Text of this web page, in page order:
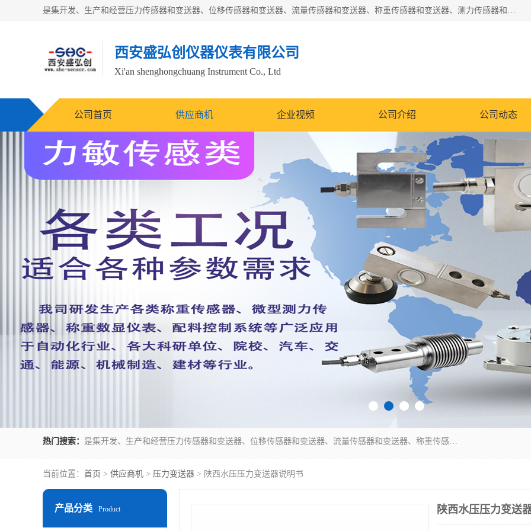
是集开发、生产和经营压力传感器和变送器、位移传感器和变送器、流量传感器和变送器、称重传感器和变送器、测力传感器和变送器、温湿度传感器和变送器、扭矩传感器、智能数显控制仪表等产品的化高新技术企业。
西安盛弘创仪器仪表有限公司
Xi'an shenghongchuang Instrument Co., Ltd
公司首页 供应商机 企业视频 公司介绍 公司动态
热门搜索： 是集开发、生产和经营压力传感器和变送器、位移传感器和变送器、流量传感器和变送器、称重传感器和变送器、测力传感器和变送器、温湿度传感器和变送器、扭矩传感器、智能数显控制仪表等产品的化高新技术企业。
当前位置： 首页 > 供应商机 > 压力变送器 > 陕西水压压力变送器说明书
产品分类 Product 陕西水压压力变送